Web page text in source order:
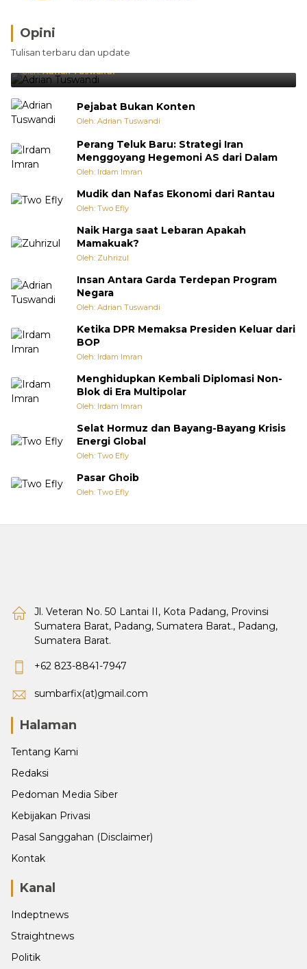
Opini
Tulisan terbaru dan update
Brasil Lebih Diunggulkan, tetapi Jepang Selalu
Punya Cara Membuat Kejutan
Oleh:Adrian Tuswandi
Pejabat Bukan Konten
Oleh: Adrian Tuswandi
Perang Teluk Baru: Strategi Iran
Menggoyang Hegemoni AS dari Dalam
Oleh: Irdam Imran
Mudik dan Nafas Ekonomi dari Rantau
Oleh: Two Efly
Naik Harga saat Lebaran Apakah
Mamakuak?
Oleh: Zuhrizul
Insan Antara Garda Terdepan Program
Negara
Oleh: Adrian Tuswandi
Ketika DPR Memaksa Presiden Keluar dari
BOP
Oleh: Irdam Imran
Menghidupkan Kembali Diplomasi Non-
Blok di Era Multipolar
Oleh: Irdam Imran
Selat Hormuz dan Bayang-Bayang Krisis
Energi Global
Oleh: Two Efly
Pasar Ghoib
Oleh: Two Efly
Jl. Veteran No. 50 Lantai II, Kota Padang, Provinsi
Sumatera Barat, Padang, Sumatera Barat., Padang,
Sumatera Barat.
+62 823-8841-7947
sumbarfix(at)gmail.com
Halaman
Tentang Kami
Redaksi
Pedoman Media Siber
Kebijakan Privasi
Pasal Sanggahan (Disclaimer)
Kontak
Kanal
Indeptnews
Straightnews
Politik